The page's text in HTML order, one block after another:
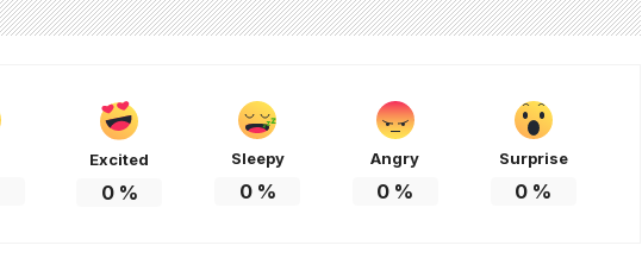
Excited
0%
Sleepy
0%
Angry
0 %
Surprise
0 %